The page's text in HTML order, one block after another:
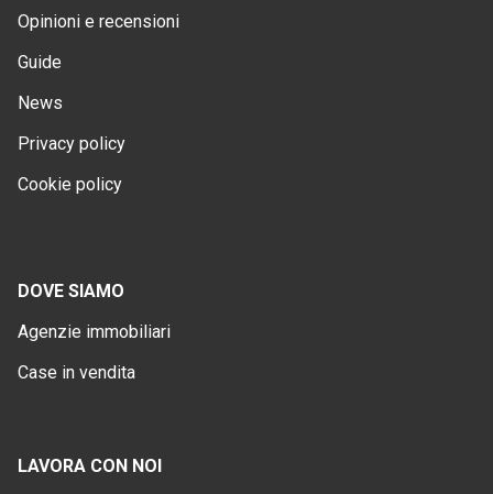
Opinioni e recensioni
Guide
News
Privacy policy
Cookie policy
DOVE SIAMO
Agenzie immobiliari
Case in vendita
LAVORA CON NOI